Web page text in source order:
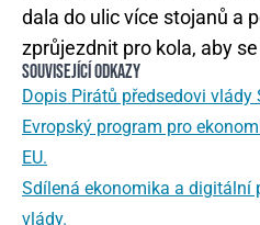
dala do ulic více stojanů a
zprůjezdnit pro kola, aby
SOUVISEJÍCÍ ODKAZY
Dopis Pirátů předsedovi
Evropský program pro
EU.
Sdílená ekonomika a digitální
vlády.